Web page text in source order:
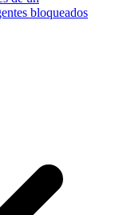
bloqueados